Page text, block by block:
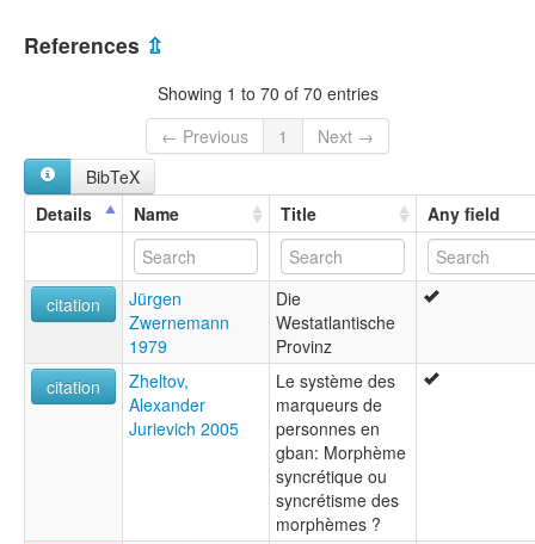
References ⇫
Showing 1 to 70 of 70 entries
← Previous
1
Next →
BibTeX
Details
Name Title Any field
citation
Jürgen
Zwernemann
1979
Die
Westatlantische
Provinz
citation
Zheltov,
Alexander
Jurievich 2005
Le système des
marqueurs de
personnes en
gban: Morphème
syncrétique ou
syncrétisme des
morphèmes ?